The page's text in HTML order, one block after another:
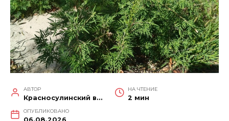
АВТОР
Красносулинский вестник
НА ЧТЕНИЕ
2 мин
ОПУБЛИКОВАНО